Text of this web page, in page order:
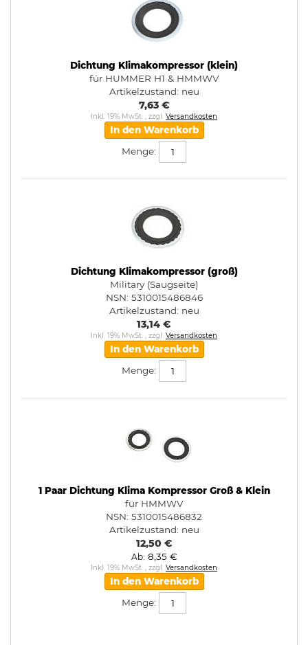
Dichtung Klimakompressor (klein)
für HUMMER H1 & HMMWV
Artikelzustand: neu
7,63 €
Inkl. 19% MwSt. , zzgl. Versandkosten
In den Warenkorb
Menge:
Dichtung Klimakompressor (groß)
Military (Saugseite)
NSN: 5310015486846
Artikelzustand: neu
13,14 €
Inkl. 19% MwSt. , zzgl. Versandkosten
In den Warenkorb
Menge:
1 Paar Dichtung Klima Kompressor Groß & Klein
für HMMWV
NSN: 5310015486832
Artikelzustand: neu
12,50 €
Ab 8,35 €
Inkl. 19% MwSt. , zzgl. Versandkosten
In den Warenkorb
Menge: